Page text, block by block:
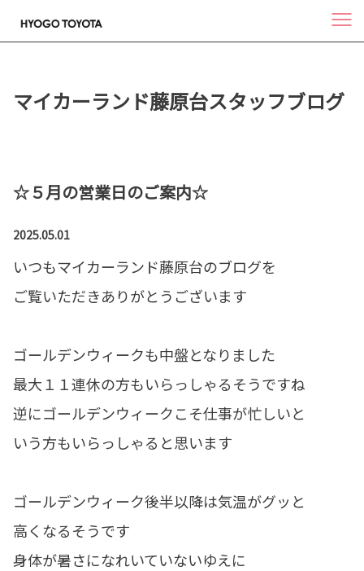
マイカーランド藤原台スタッフブログ
☆５月の営業日のご案内☆
2025.05.01
いつもマイカーランド藤原台のブログを
ご覧いただきありがとうございます
ゴールデンウィークも中盤となりました
最大１１連休の方もいらっしゃるそうですね
逆にゴールデンウィークこそ仕事が忙しいと
いう方もいらっしゃると思います
ゴールデンウィーク後半以降は気温がグッと
高くなるそうです
身体が暑さになれいていないゆえに